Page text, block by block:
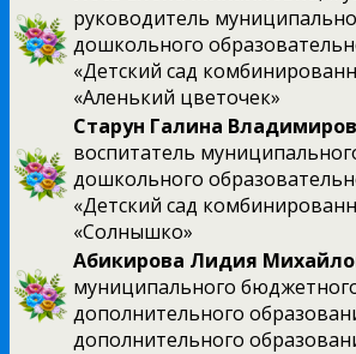
руководитель
дошкольного
«Детский сад
«Аленький цветочек»
Старун Галина
воспитатель
дошкольного
«Детский сад
«Солнышко»
Абикирова Лидия
муниципального
дополнительного
дополнительного